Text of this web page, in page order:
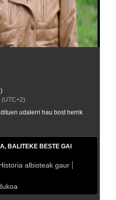
(UTC+2)
udalerri hau bost herrik
BALITEKE BESTE GAI
albisteak gaur